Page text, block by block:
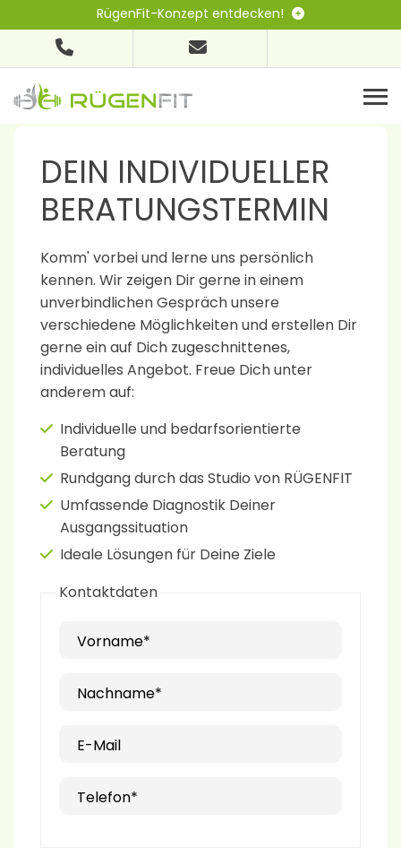
RügenFit-Konzept entdecken!
DEIN INDIVIDUELLER
BERATUNGSTERMIN
Komm' vorbei und lerne uns persönlich
kennen. Wir zeigen Dir gerne in einem
unverbindlichen Gespräch unsere
verschiedene Möglichkeiten und erstellen Dir
gerne ein auf Dich zugeschnittenes,
individuelles Angebot. Freue Dich unter
anderem auf:
Individuelle und bedarfsorientierte
Beratung
Rundgang durch das Studio von RÜGENFIT
Umfassende Diagnostik Deiner
Ausgangssituation
Ideale Lösungen für Deine Ziele
Kontaktdaten
Vorname*
Nachname*
E-Mail
Telefon*